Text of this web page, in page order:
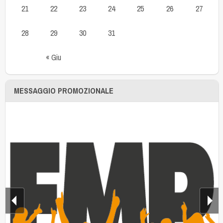
« Giu
21 22 23 24 25 26 27
28 29 30 31
MESSAGGIO PROMOZIONALE